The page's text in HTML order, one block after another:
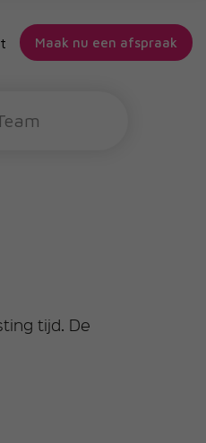
Maak nu een afspraak
tijd. De